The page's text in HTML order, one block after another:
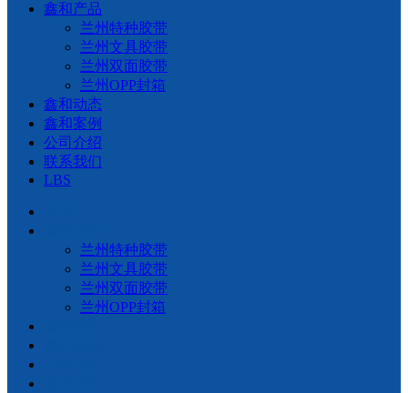
鑫和产品
兰州特种胶带
兰州文具胶带
兰州双面胶带
兰州OPP封箱
鑫和动态
鑫和案例
公司介绍
联系我们
LBS
兰州特种胶带
兰州文具胶带
兰州双面胶带
兰州OPP封箱